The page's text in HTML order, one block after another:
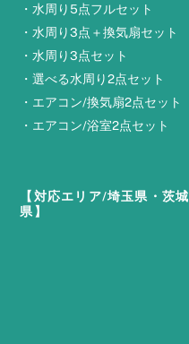
・水周り5点フルセット
・水周り3点＋換気扇セット
・水周り3点セット
・選べる水周り2点セット
・ エアコン/換気扇2点セット
・ エアコン/浴室2点セット
【対応エリア/埼玉県・茨城
県】